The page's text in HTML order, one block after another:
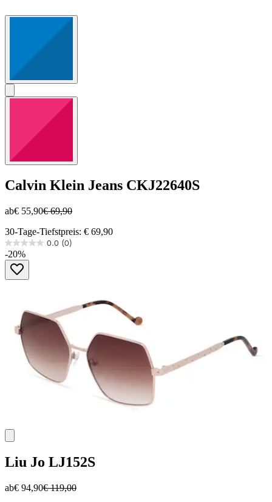
Calvin Klein Jeans CKJ22640S
ab€ 55,90€ 69,90
30-Tage-Tiefstpreis: € 69,90
0.0 (0)
0.0
von
Sternen.
-20%
Liu Jo LJ152S
ab€ 94,90€ 119,00